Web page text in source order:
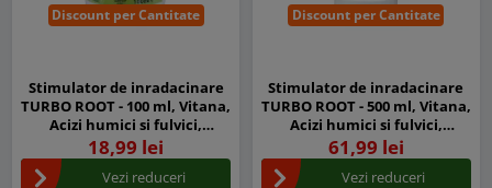
Discount per Cantitate
Stimulator de inradacinare
TURBO ROOT - 100 ml, Vitana,
Acizi humici si fulvici,
Aminoacizi liberi, NPK
18,99 lei
Vezi reduceri
Discount per Cantitate
Stimulator de inradacinare
TURBO ROOT - 500 ml, Vitana,
Acizi humici si fulvici,
Aminoacizi liberi, NPK
61,99 lei
Vezi reduceri